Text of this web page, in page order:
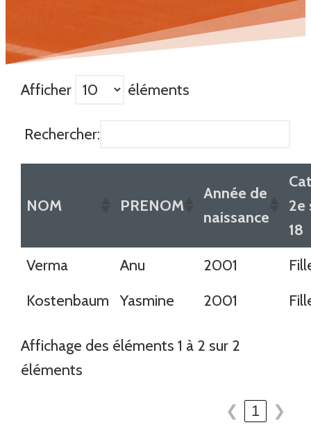
Afficher éléments
Rechercher:
NOM PRENOM
Année de
naissance
2e
18
Verma
Anu 2001
Kostenbaum
Yasmine 2001
Affichage des éléments 1 à 2 sur 2
éléments
❮ 1 ❯